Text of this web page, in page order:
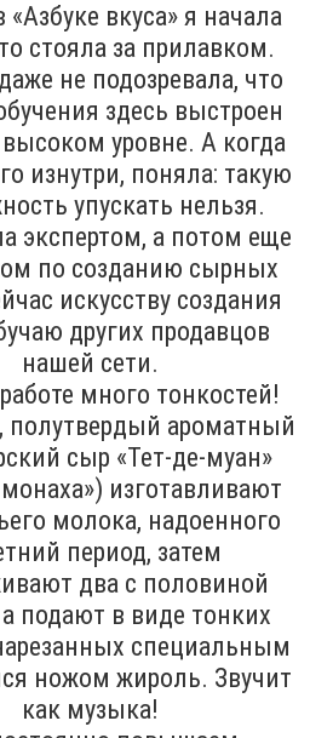
«Азбуке вкуса» я начала
стояла за прилавком.
не подозревала, что
здесь выстроен
уровне. А когда
изнутри, поняла: такую
упускать нельзя.
экспертом, а потом еще
по созданию сырных
искусству создания
других продавцов
нашей сети.
много тонкостей!
полутвердый ароматный
сыр «Тет-де-муан»
изготавливают
молока, надоенного
период, затем
два с половиной
подают в виде тонких
специальным
ножом жироль. Звучит
как музыка!